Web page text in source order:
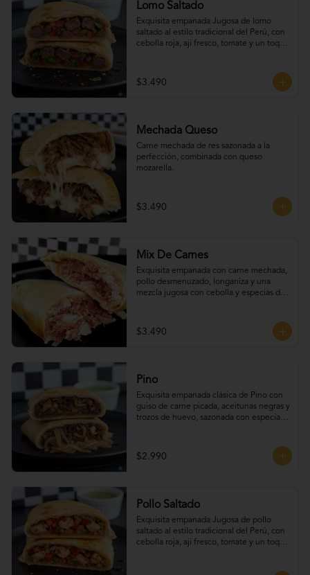
Lomo Saltado
Exquisita empanada Jugosa de lomo
saltado al estilo tradicional del Perú, con
cebolla roja, ají fresco, tomate y un toque
$3.490
Mechada Queso
Carne mechada de res sazonada a la
perfección, combinada con queso
mozarella.
$3.490
Mix De Carnes
Exquisita empanada con carne mechada,
pollo desmenuzado, longaniza y una
mezcla jugosa con cebolla y especias de
$3.490
Pino
Exquisita empanada clásica de Pino con
guiso de carne picada, aceitunas negras y
trozos de huevo, sazonada con especias
$2.990
Pollo Saltado
Exquisita empanada Jugosa de pollo
saltado al estilo tradicional del Perú, con
cebolla roja, ají fresco, tomate y un toque